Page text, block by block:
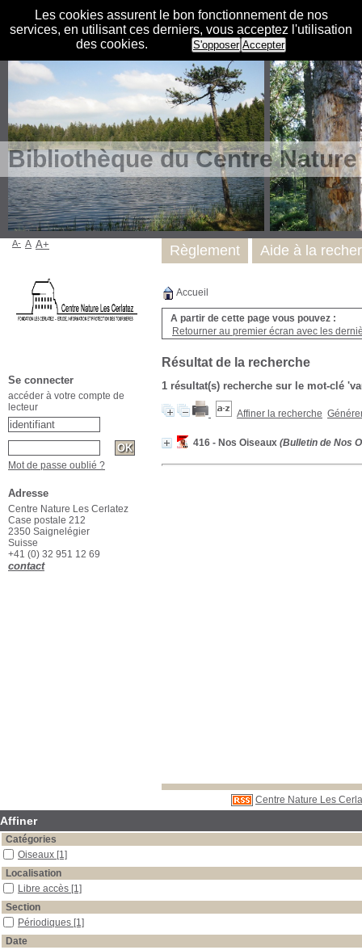
Les cookies assurent le bon fonctionnement de nos
services, en utilisant ces derniers, vous acceptez l'utilisation
des cookies.
S'opposer Accepter
Bibliothèque du Centre
Accueil
A partir de cette page vous pouvez :
Retourner au premier écran avec les
Résultat de la recherche
1 résultat(s) recherche sur le mot-clé
Affiner la recherche
416 - Nos Oiseaux (Bulletin de Nos
Centre Nature Les
Règlement Aide à la
A- A A+
Se connecter
accéder à votre compte de
lecteur
Mot de passe oublié ?
Adresse
Centre Nature Les Cerlatez
Case postale 212
2350 Saignelégier
Suisse
+41 (0) 32 951 12 69
contact
Affiner
Catégories
Oiseaux [1]
Localisation
Libre accès [1]
Section
Périodiques [1]
Date